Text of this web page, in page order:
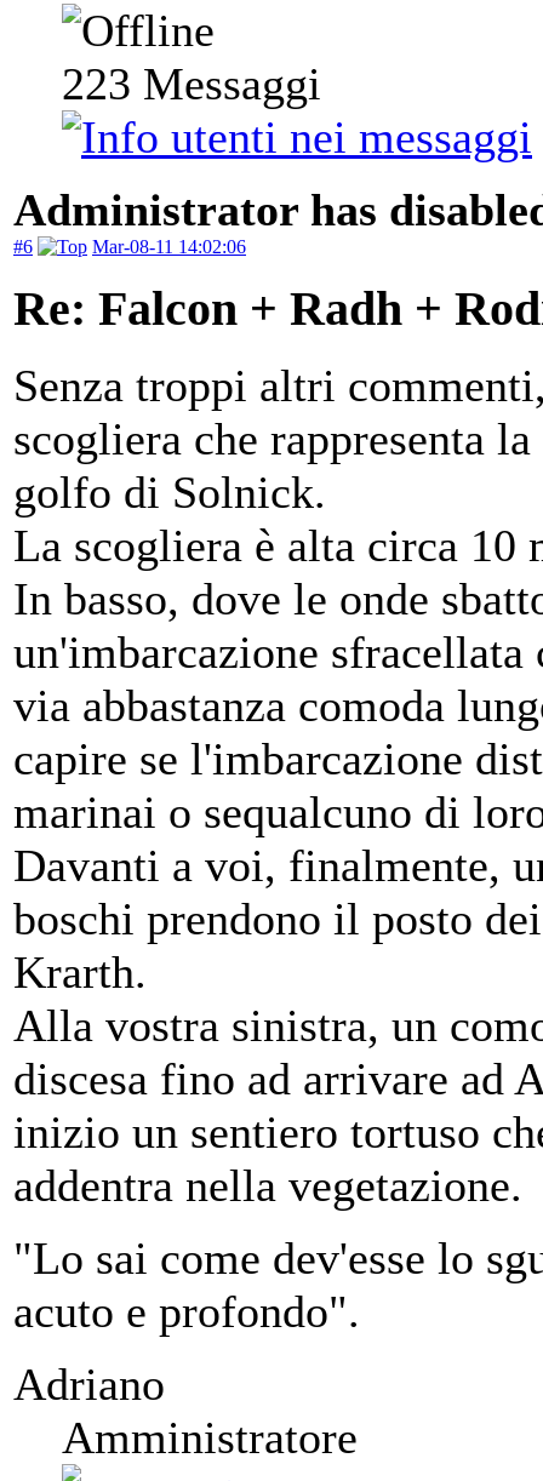
223 Messaggi
Administrator has
#6 Mar-08-11 14:02:06
Re: Falcon + Radh +
Senza troppi altri
scogliera che rappresenta
golfo di Solnick.
La scogliera è alta circa
In basso, dove le onde
un'imbarcazione
via abbastanza comoda
capire se l'imbarcazione
marinai o sequalcuno di
Davanti a voi, finalmente,
boschi prendono il posto
Krarth.
Alla vostra sinistra, un
discesa fino ad arrivare ad
inizio un sentiero tortuso
addentra nella vegetazione.
"Lo sai come dev'esse lo
acuto e profondo".
Adriano
Amministratore